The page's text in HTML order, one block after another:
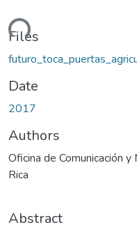
Files
Date
2017
Authors
Oficina de Comunicación
Rica
Abstract